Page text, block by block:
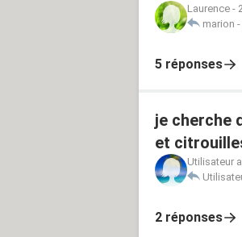
Laurence -
marion -
5 réponses
je cherche
et
Utilisateur
2 réponses